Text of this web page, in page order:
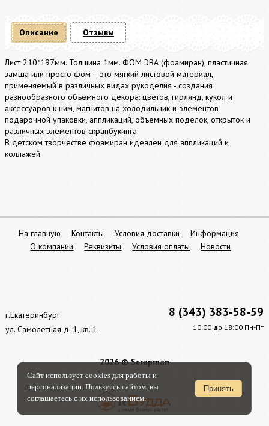
Описание
Лист 210*197мм. Толщина 1мм. ФОМ ЭВА (фоамиран), пластичная
замша или просто фом - это мягкий листовой материал,
применяемый в различных видах рукоделия - создания
разнообразного объемного декора: цветов, гирлянд, кукол и
аксессуаров к ним, магнитов на холодильник и элементов
подарочной упаковки, аппликаций, объемных поделок, открыток и
различных элементов скрапбукинга.
В детском творчестве фоамиран идеален для аппликаций и
коллажей.
Отзывы
8 (343) 383-58-59
10:00 до 18:00 Пн-Пт
г.Екатеринбург
ул. Самолетная д. 1, кв. 1
2026 © Scrapman
На главную Контакты Условия доставки
Информация
О компании
Реквизиты Условия оплаты Новости
Сайт использует cookies для работы и
персонализации. Пользуясь сайтом, вы
соглашаетесь с их использованием.
Принять